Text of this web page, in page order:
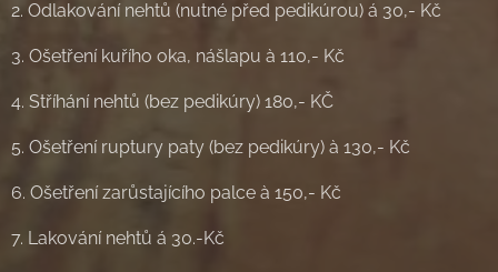
2. Odlakování nehtů (nutné před pedikúrou) á 30,- Kč
3. Ošetření kuřího oka, nášlapu à 110,- Kč
4. Stříhání nehtů (bez pedikúry) 180,- KČ
5. Ošetření ruptury paty (bez pedikúry) à 130,- Kč
6. Ošetření zarůstajícího palce à 150,- Kč
7. Lakování nehtů á 30.-Kč